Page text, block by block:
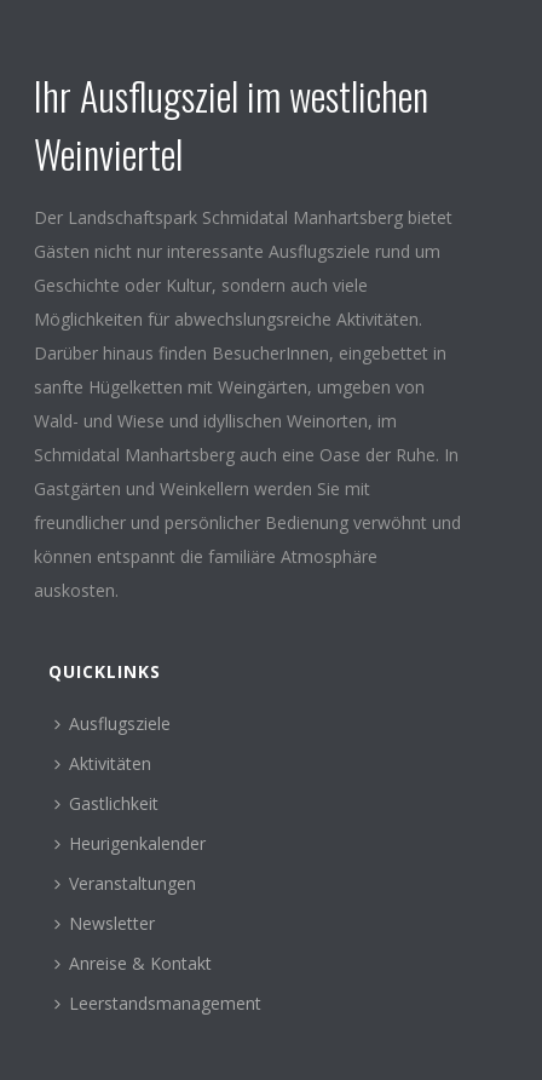
Ihr Ausflugsziel im westlichen
Weinviertel
Der Landschaftspark Schmidatal Manhartsberg bietet
Gästen nicht nur interessante Ausflugsziele rund um
Geschichte oder Kultur, sondern auch viele
Möglichkeiten für abwechslungsreiche Aktivitäten.
Darüber hinaus finden BesucherInnen, eingebettet in
sanfte Hügelketten mit Weingärten, umgeben von
Wald- und Wiese und idyllischen Weinorten, im
Schmidatal Manhartsberg auch eine Oase der Ruhe. In
Gastgärten und Weinkellern werden Sie mit
freundlicher und persönlicher Bedienung verwöhnt und
können entspannt die familiäre Atmosphäre
auskosten.
QUICKLINKS
Ausflugsziele
Aktivitäten
Gastlichkeit
Heurigenkalender
Veranstaltungen
Newsletter
Anreise & Kontakt
Leerstandsmanagement